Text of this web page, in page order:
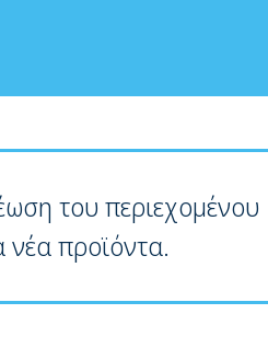
του περιεχομένου
νέα προϊόντα.